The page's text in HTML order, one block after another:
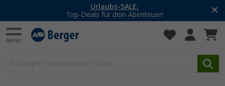
Urlaubs-SALE:
Top-Deals für dein Abenteuer!